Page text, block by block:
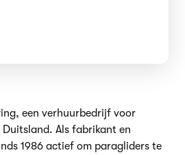
een verhuurbedrijf voor
Als fabrikant en
1986 actief om paragliders te